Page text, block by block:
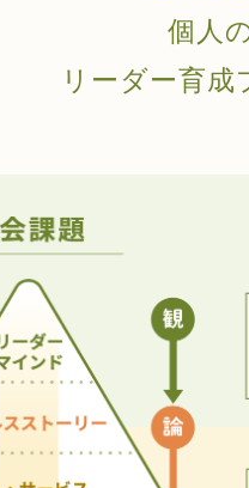
個人
リーダー育